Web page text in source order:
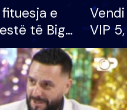
e
të Big
prej 100
VIP